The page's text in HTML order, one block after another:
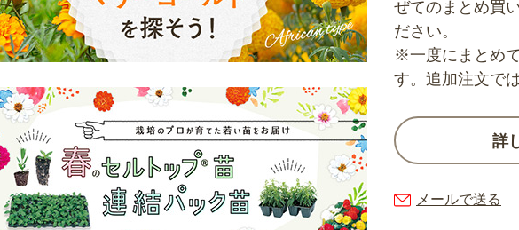
ぜてのまとめ買
ださい。
※一度にまとめ
す。追加注文で
詳
メールで送る